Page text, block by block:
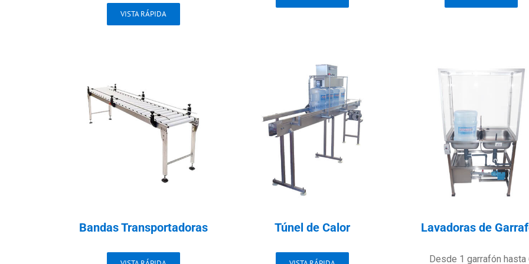
VISTA RÁPIDA
Bandas Transportadoras Túnel de Calor Lavadoras de
Desde 1 garrafón hasta